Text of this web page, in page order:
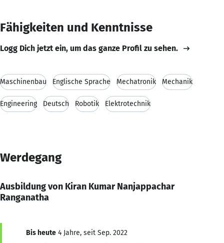
Fähigkeiten und Kenntnisse
Logg Dich jetzt ein, um das ganze Profil zu sehen.
Maschinenbau Englische Sprache Mechatronik Mechanik
Engineering Deutsch Robotik Elektrotechnik
Werdegang
Ausbildung von Kiran Kumar Nanjappachar
Ranganatha
Bis heute 4 Jahre, seit Sep. 2022